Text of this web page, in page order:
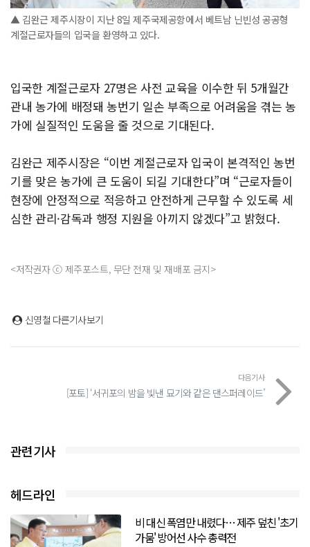
▲ 김완근 제주시장이 지난 8일 제주국제공항에서 베트남 닌빈성 공공형
계절근로자들의 입국을 환영하고 있다.
입국한 계절근로자 27명은 사전 교육을 이수한 뒤 5개월간
관내 농가에 배정돼 농번기 일손 부족으로 어려움을 겪는 농
가에 실질적인 도움을 줄 것으로 기대된다.
김완근 제주시장은 “이번 계절근로자 입국이 본격적인 농번
기를 맞은 농가에 큰 도움이 되길 기대한다”며 “근로자들이
현장에 안정적으로 적응하고 안전하게 근무할 수 있도록 세
심한 관리·감독과 행정 지원을 아끼지 않겠다”고 밝혔다.
<저작권자 ⓒ 제주포스트, 무단 전재 및 재배포 금지>
신영철 다른기사보기
다음기사
[포토] ‘서귀포의 밤을 빛낸 묘기와 같은 댄스퍼레이드’
관련기사
헤드라인
비 대신 폭염만 내렸다… 제주 덮친 '초기
가뭄' 방어선 사수 총력전